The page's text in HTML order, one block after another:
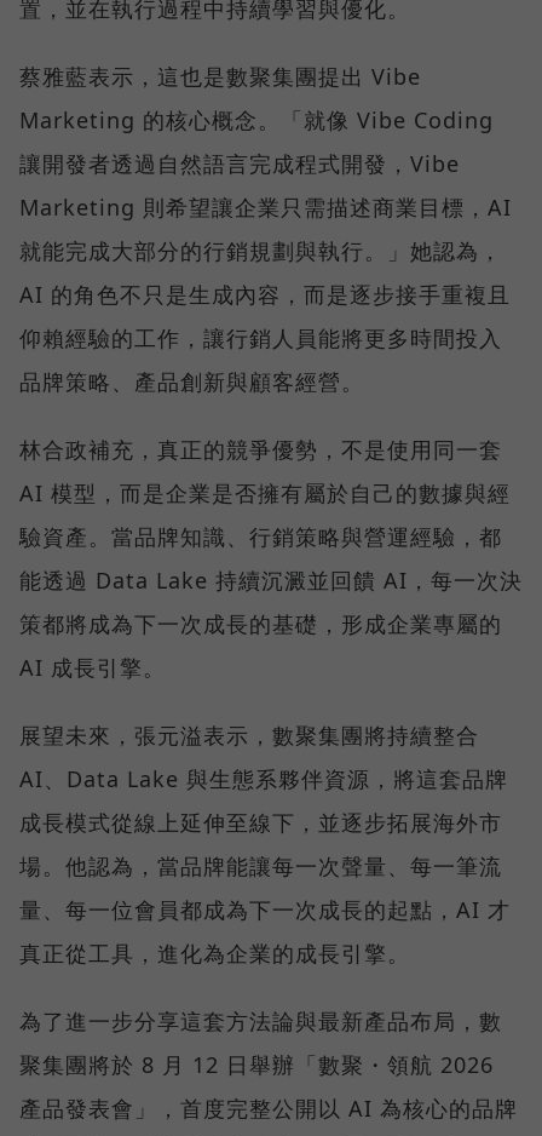
置，並在執行過程中持續學習與優化。
蔡雅藍表示，這也是數聚集團提出 Vibe
Marketing 的核心概念。「就像 Vibe Coding
讓開發者透過自然語言完成程式開發，Vibe
Marketing 則希望讓企業只需描述商業目標，AI
就能完成大部分的行銷規劃與執行。」她認為，
AI 的角色不只是生成內容，而是逐步接手重複且
仰賴經驗的工作，讓行銷人員能將更多時間投入
品牌策略、產品創新與顧客經營。
林合政補充，真正的競爭優勢，不是使用同一套
AI 模型，而是企業是否擁有屬於自己的數據與經
驗資產。當品牌知識、行銷策略與營運經驗，都
能透過 Data Lake 持續沉澱並回饋 AI，每一次決
策都將成為下一次成長的基礎，形成企業專屬的
AI 成長引擎。
展望未來，張元溢表示，數聚集團將持續整合
AI、Data Lake 與生態系夥伴資源，將這套品牌
成長模式從線上延伸至線下，並逐步拓展海外市
場。他認為，當品牌能讓每一次聲量、每一筆流
量、每一位會員都成為下一次成長的起點，AI 才
真正從工具，進化為企業的成長引擎。
為了進一步分享這套方法論與最新產品布局，數
聚集團將於 8 月 12 日舉辦「數聚・領航 2026
產品發表會」，首度完整公開以 AI 為核心的品牌